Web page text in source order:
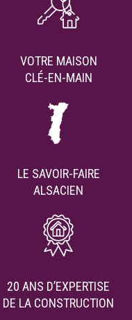
VOTRE MAISON
CLÉ-EN-MAIN
LE SAVOIR-FAIRE
ALSACIEN
20 ANS D’EXPERTISE
DE LA CONSTRUCTION